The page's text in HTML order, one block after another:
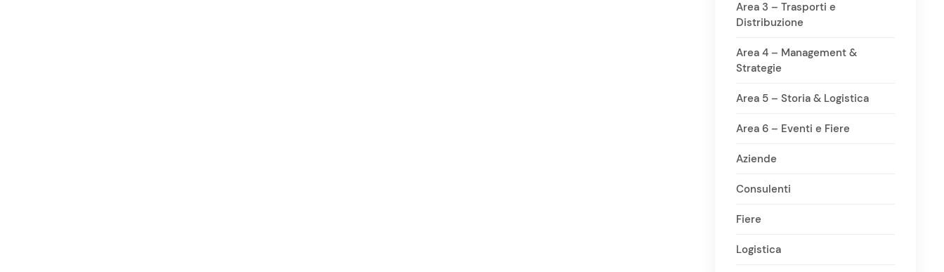
Area 3 – Trasporti e
Distribuzione
Area 4 – Management &
Strategie
Area 5 – Storia & Logistica
Area 6 – Eventi e Fiere
Aziende
Consulenti
Fiere
Logistica